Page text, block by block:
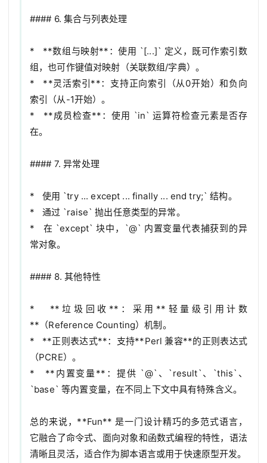
#### 6. 集合与列表处理
*   **数组与映射**：使用 `[...]` 定义，既可作索引数
组，也可作键值对映射（关联数组/字典）。
*   **灵活索引**：支持正向索引（从0开始）和负向
索引（从-1开始）。
*   **成员检查**：使用 `in` 运算符检查元素是否存
在。
#### 7. 异常处理
*   使用 `try ... except ... finally ... end try;` 结构。
*   通过 `raise` 抛出任意类型的异常。
*   在 `except` 块中，`@` 内置变量代表捕获到的异
常对象。
#### 8. 其他特性
*   **垃圾回收**：采用**轻量级引用计数
**（Reference Counting）机制。
*   **正则表达式**：支持**Perl 兼容**的正则表达式
（PCRE）。
*   **内置变量**：提供 `@`、`result`、`this`、
`base` 等内置变量，在不同上下文中具有特殊含义。
总的来说，**Fun** 是一门设计精巧的多范式语言，
它融合了命令式、面向对象和函数式编程的特性，语法
清晰且灵活，适合作为脚本语言或用于快速原型开发。